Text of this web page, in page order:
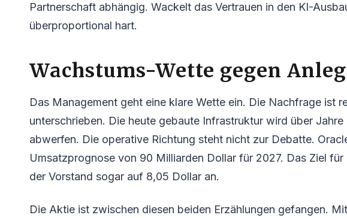
Partnerschaft abhängig. Wackelt das Vertrauen in den KI-
überproportional hart.
Wachstums-Wette gegen
Das Management geht eine klare Wette ein. Die Nachfrage ist
unterschrieben. Die heute gebaute Infrastruktur wird über Jahre
abwerfen. Die operative Richtung steht nicht zur Debatte.
Umsatzprognose von 90 Milliarden Dollar für 2027. Das Ziel
der Vorstand sogar auf 8,05 Dollar an.
Die Aktie ist zwischen diesen beiden Erzählungen gefangen.